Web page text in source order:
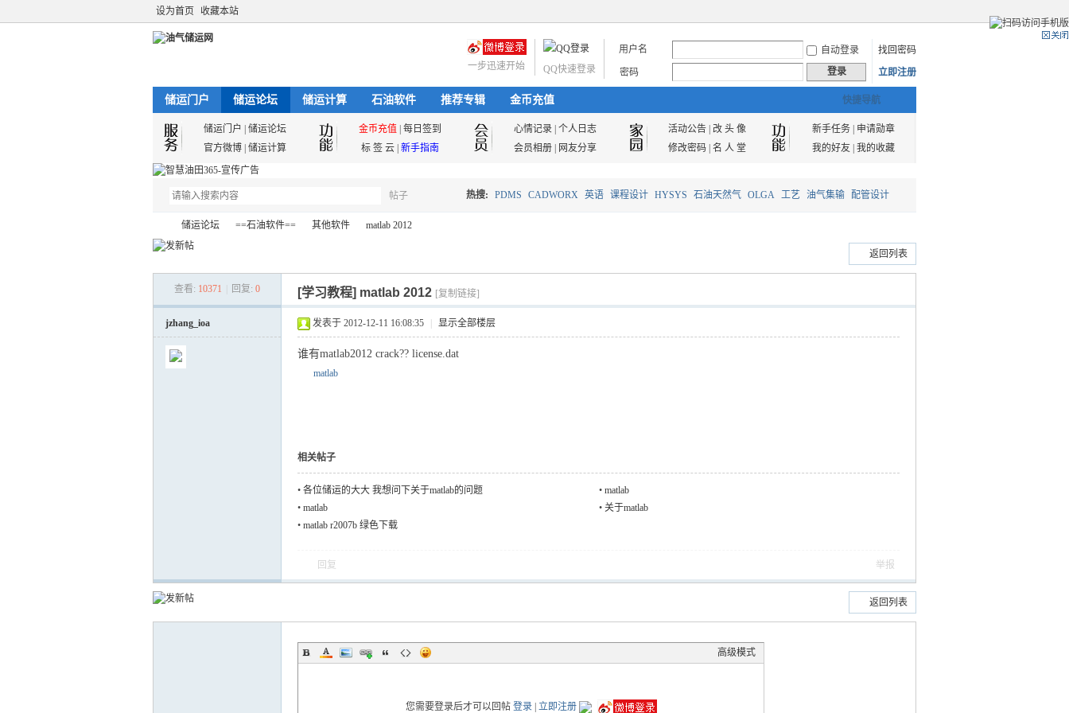
设为首页 收藏本站
用户名 自动登录
找回密码
密码
登录 立即注册
QQ快速登录
一步迅速开始
快捷导航
储运门户 储运论坛 储运计算 石油软件 推荐专辑 金币充值
储运门户 储运论坛 金币充值 每日签到 心情记录 个人日志 活动公告| 改 头 像 新手任务|
申请勋章
官方微博 储运计算 标 签 云 新手指南 会员相册 网友分享 修改密码| 名 人 堂 我的好友| 我的收藏
帖子
索
热搜: PDMS CADWORX 英语 课程设计 HYSYS 石油天然气 OLGA 工艺 油气集输 配管设计
储运论坛
›
==石油软件== 其他软件
›
matlab 2012
返回列表
查看: 10371 回复: 0 [学习教程] matlab 2012 [复制链接]
jzhang_ioa 发表于 2012-12-11 16:08:35 显示全部楼层
谁有matlab2012 crack?? license.dat
matlab
相关帖子
• 各位储运的大大 我想问下关于matlab的问题 • matlab
• matlab • 关于matlab
• matlab r2007b 绿色下载
回复 举报
返回列表
高级模式
您需要登录后才可以回帖 登录| 立即注册